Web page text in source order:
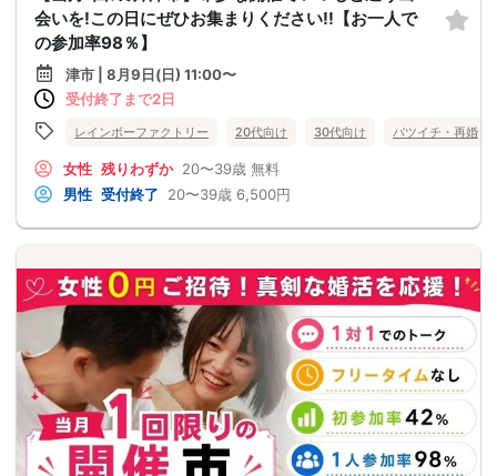
会いを!この日にぜひお集まりください!!【お一人で
の参加率98％】
津市 | 8月9日(日) 11:00〜
受付終了まで2日
レインボーファクトリー 20代向け 30代向け バツイチ・再婚
女性 残りわずか 20〜39歳 無料
男性 受付終了 20〜39歳 6,500円